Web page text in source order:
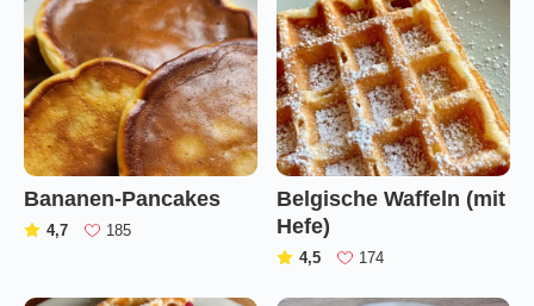
Bananen-Pancakes
4,7 (185
Belgische Waffeln (mit
Hefe)
4,5 (174